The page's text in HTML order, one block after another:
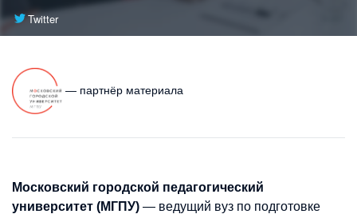
Twitter
— партнёр материала
Московский городской педагогический
университет (МГПУ) — ведущий вуз по подготовке